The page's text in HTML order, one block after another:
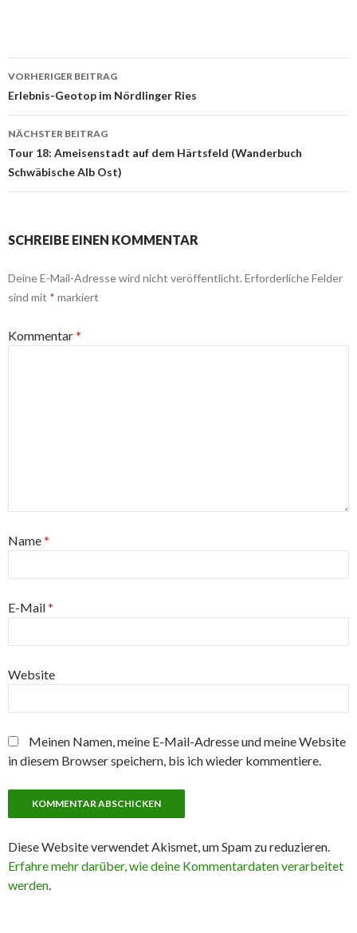
Beitrags-
Navigation
VORHERIGER BEITRAG
Erlebnis-Geotop im Nördlinger Ries
NÄCHSTER BEITRAG
Tour 18: Ameisenstadt auf dem Härtsfeld (Wanderbuch
Schwäbische Alb Ost)
SCHREIBE EINEN KOMMENTAR
Deine E-Mail-Adresse wird nicht veröffentlicht. Erforderliche Felder
sind mit * markiert
Kommentar*
Name*
E-Mail*
Website
Meinen Namen, meine E-Mail-Adresse und meine Website
in diesem Browser speichern, bis ich wieder kommentiere.
Diese Website verwendet Akismet, um Spam zu reduzieren.
Erfahre mehr darüber, wie deine Kommentardaten verarbeitet
werden.